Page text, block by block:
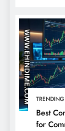
Best
for